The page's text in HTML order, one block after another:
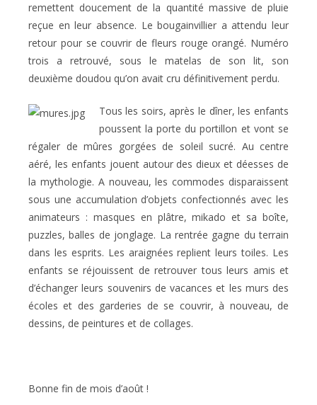
remettent doucement de la quantité massive de pluie
reçue en leur absence. Le bougainvillier a attendu leur
retour pour se couvrir de fleurs rouge orangé. Numéro
trois a retrouvé, sous le matelas de son lit, son
deuxième doudou qu’on avait cru définitivement perdu.
Tous les soirs, après le dîner, les enfants
poussent la porte du portillon et vont se
régaler de mûres gorgées de soleil sucré. Au centre
aéré, les enfants jouent autour des dieux et déesses de
la mythologie. A nouveau, les commodes disparaissent
sous une accumulation d’objets confectionnés avec les
animateurs : masques en plâtre, mikado et sa boîte,
puzzles, balles de jonglage. La rentrée gagne du terrain
dans les esprits. Les araignées replient leurs toiles. Les
enfants se réjouissent de retrouver tous leurs amis et
d’échanger leurs souvenirs de vacances et les murs des
écoles et des garderies de se couvrir, à nouveau, de
dessins, de peintures et de collages.
Bonne fin de mois d’août !